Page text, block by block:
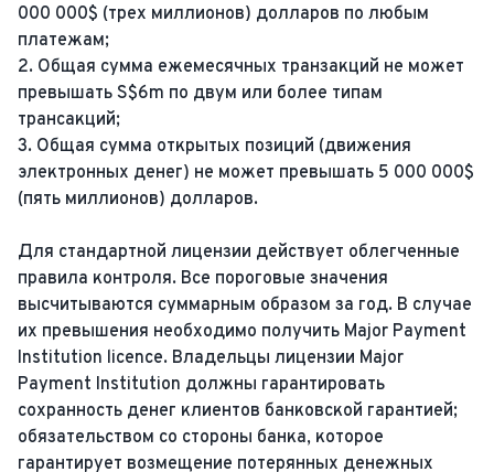
000 000$ (трех миллионов) долларов по любым
платежам;
2. Общая сумма ежемесячных транзакций не может
превышать S$6m по двум или более типам
трансакций;
3. Общая сумма открытых позиций (движения
электронных денег) не может превышать 5 000 000$
(пять миллионов) долларов.
Для стандартной лицензии действует облегченные
правила контроля. Все пороговые значения
высчитываются суммарным образом за год. В случае
их превышения необходимо получить Major Payment
Institution licence. Владельцы лицензии Major
Payment Institution должны гарантировать
сохранность денег клиентов банковской гарантией;
обязательством со стороны банка, которое
гарантирует возмещение потерянных денежных